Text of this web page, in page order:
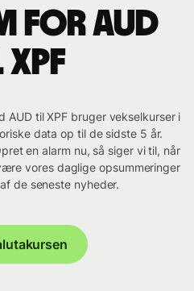
for AUD
AUD til XPF bruger vekselkurser i
data op til de sidste 5 år.
en alarm nu, så siger vi til, når
vores daglige opsummeringer
de seneste nyheder.